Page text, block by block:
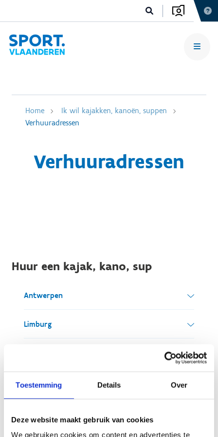
Toestemming Details Over
Deze website maakt gebruik van cookies
We gebruiken cookies om content en advertenties te
Home
Ik wil kajakken, kanoën, suppen
Verhuuradressen
Verhuuradressen
Huur een kajak, kano, sup
Antwerpen
Peddelroute Kleine Nete
Spaanshofpark - 2200 Herentals
gsm: +32 475 39 20 74
www.dewaterral.be
Limburg
Peddelroute Invaarroute
Vlaams-Brabant & Brussel
Peddelroute Demer